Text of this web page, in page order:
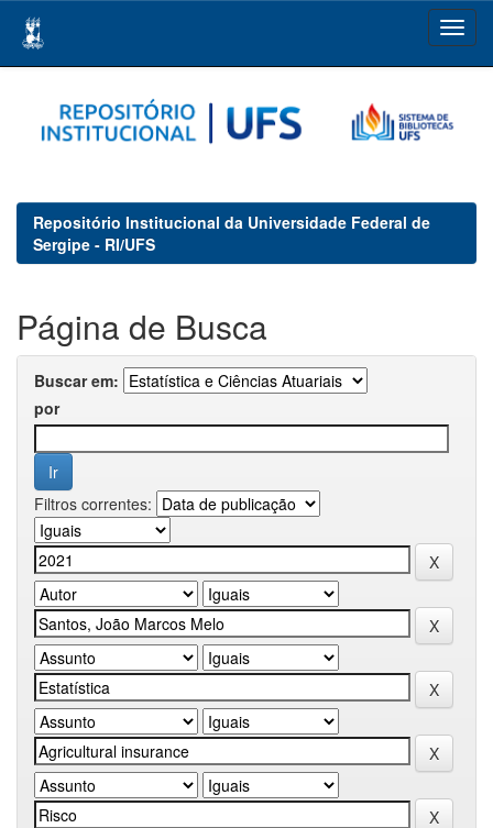
navigation
Repositório Institucional da Universidade Federal de
Sergipe - RI/UFS
Página de Busca
Buscar em:
por
Filtros correntes: